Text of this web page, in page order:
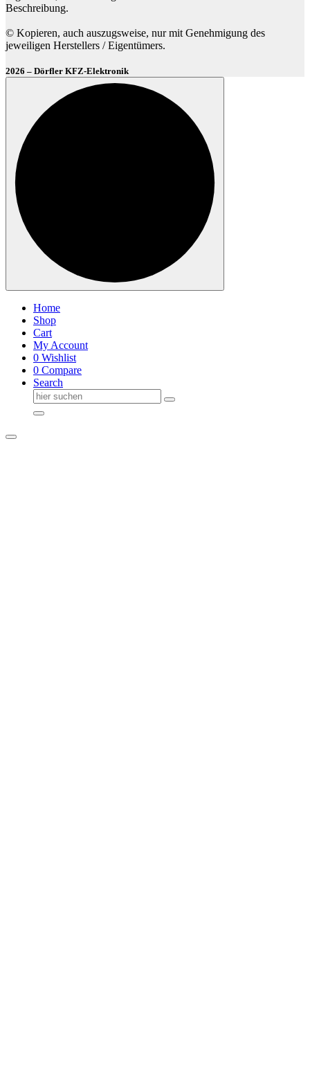
Beschreibung.
© Kopieren, auch auszugsweise, nur mit Genehmigung des
jeweiligen Herstellers / Eigentümers.
2026 – Dörfler KFZ-Elektronik
Home
Shop
Cart
My Account
0 Wishlist
0 Compare
Search
Suche
nach: